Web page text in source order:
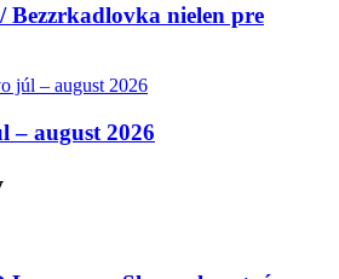
Bezzrkadlovka nielen pre
– august 2026